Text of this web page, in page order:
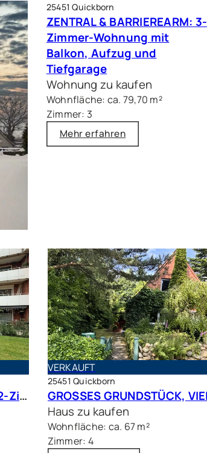
25451 Quickborn
ZENTRAL & BARRIEREARM: 3-
Zimmer-Wohnung mit
Balkon, Aufzug und
Tiefgarage
Wohnung zu kaufen
Wohnfläche: ca. 79,70 m²
Zimmer: 3
Mehr erfahren
ZENTRAL.RUHIG.BEGEHRT: 2-Zimmer Terrassenwohnung in beliebter Wohnlage
VERKAUFT
25451 Quickborn
Haus zu kaufen
Wohnfläche: ca. 67 m²
Zimmer: 4